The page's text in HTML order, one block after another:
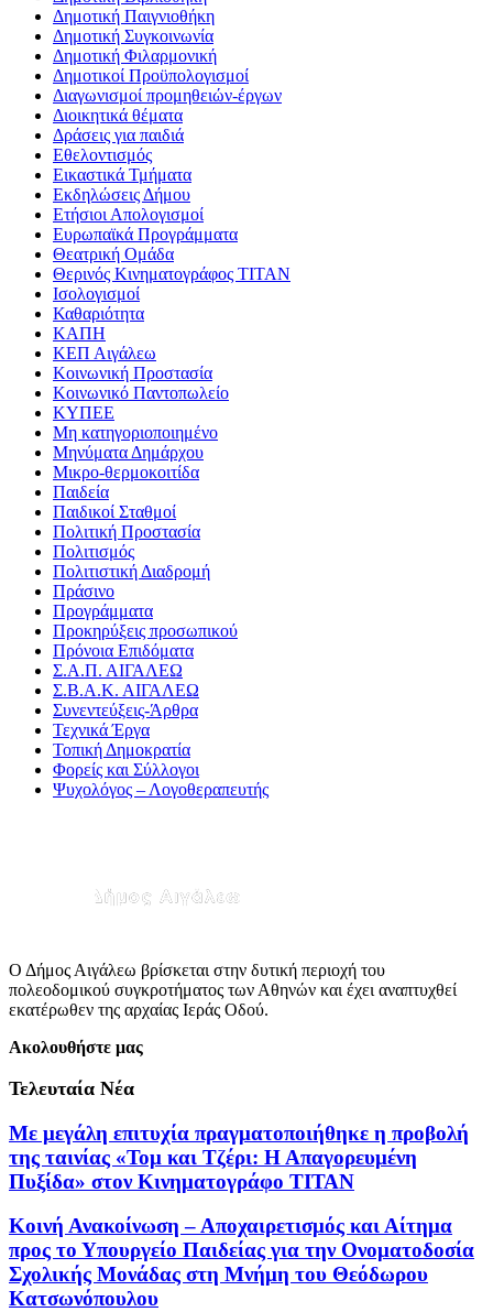
Δημοτική Παιγνιοθήκη
Δημοτική Συγκοινωνία
Δημοτική Φιλαρμονική
Δημοτικοί Προϋπολογισμοί
Διαγωνισμοί προμηθειών-έργων
Διοικητικά θέματα
Δράσεις για παιδιά
Εθελοντισμός
Εικαστικά Τμήματα
Εκδηλώσεις Δήμου
Ετήσιοι Απολογισμοί
Ευρωπαϊκά Προγράμματα
Θεατρική Ομάδα
Θερινός Κινηματογράφος ΤΙΤΑΝ
Ισολογισμοί
Καθαριότητα
ΚΑΠΗ
ΚΕΠ Αιγάλεω
Κοινωνική Προστασία
Κοινωνικό Παντοπωλείο
ΚΥΠΕΕ
Μη κατηγοριοποιημένο
Μηνύματα Δημάρχου
Μικρο-θερμοκοιτίδα
Παιδεία
Παιδικοί Σταθμοί
Πολιτική Προστασία
Πολιτισμός
Πολιτιστική Διαδρομή
Πράσινο
Προγράμματα
Προκηρύξεις προσωπικού
Πρόνοια Επιδόματα
Σ.Α.Π. ΑΙΓΑΛΕΩ
Σ.Β.Α.Κ. ΑΙΓΑΛΕΩ
Συνεντεύξεις-Άρθρα
Τεχνικά Έργα
Τοπική Δημοκρατία
Φορείς και Σύλλογοι
Ψυχολόγος – Λογοθεραπευτής
Ο Δήμος Αιγάλεω βρίσκεται στην δυτική περιοχή του
πολεοδομικού συγκροτήματος των Αθηνών και έχει αναπτυχθεί
εκατέρωθεν της αρχαίας Ιεράς Οδού.
Ακολουθήστε μας
Τελευταία Νέα
Με μεγάλη επιτυχία πραγματοποιήθηκε η προβολή
της ταινίας «Τομ και Τζέρι: Η Απαγορευμένη
Πυξίδα» στον Κινηματογράφο ΤΙΤΑΝ
Κοινή Ανακοίνωση – Αποχαιρετισμός και Αίτημα
προς το Υπουργείο Παιδείας για την Ονοματοδοσία
Σχολικής Μονάδας στη Μνήμη του Θεόδωρου
Κατσωνόπουλου